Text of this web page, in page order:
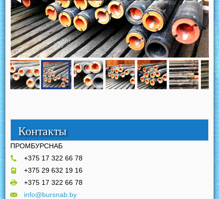
Контакты
ПРОМБУРСНАБ
+375 17 322 66 78
+375 29 632 19 16
+375 17 322 66 78
info@bursnab.by